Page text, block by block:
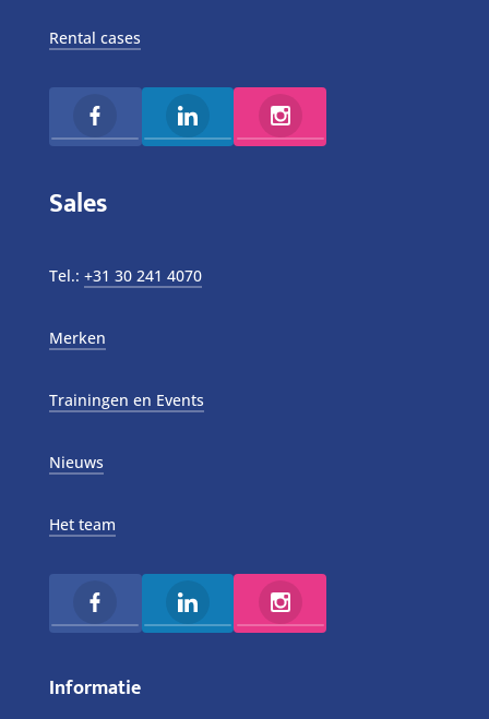
Rental cases
Sales
Tel.: +31 30 241 4070
Merken
Trainingen en Events
Nieuws
Het team
Informatie